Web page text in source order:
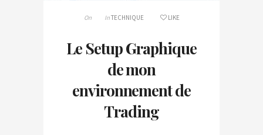
On InTECHNIQUE LIKE
Le Setup Graphique
de mon
environnement de
Trading